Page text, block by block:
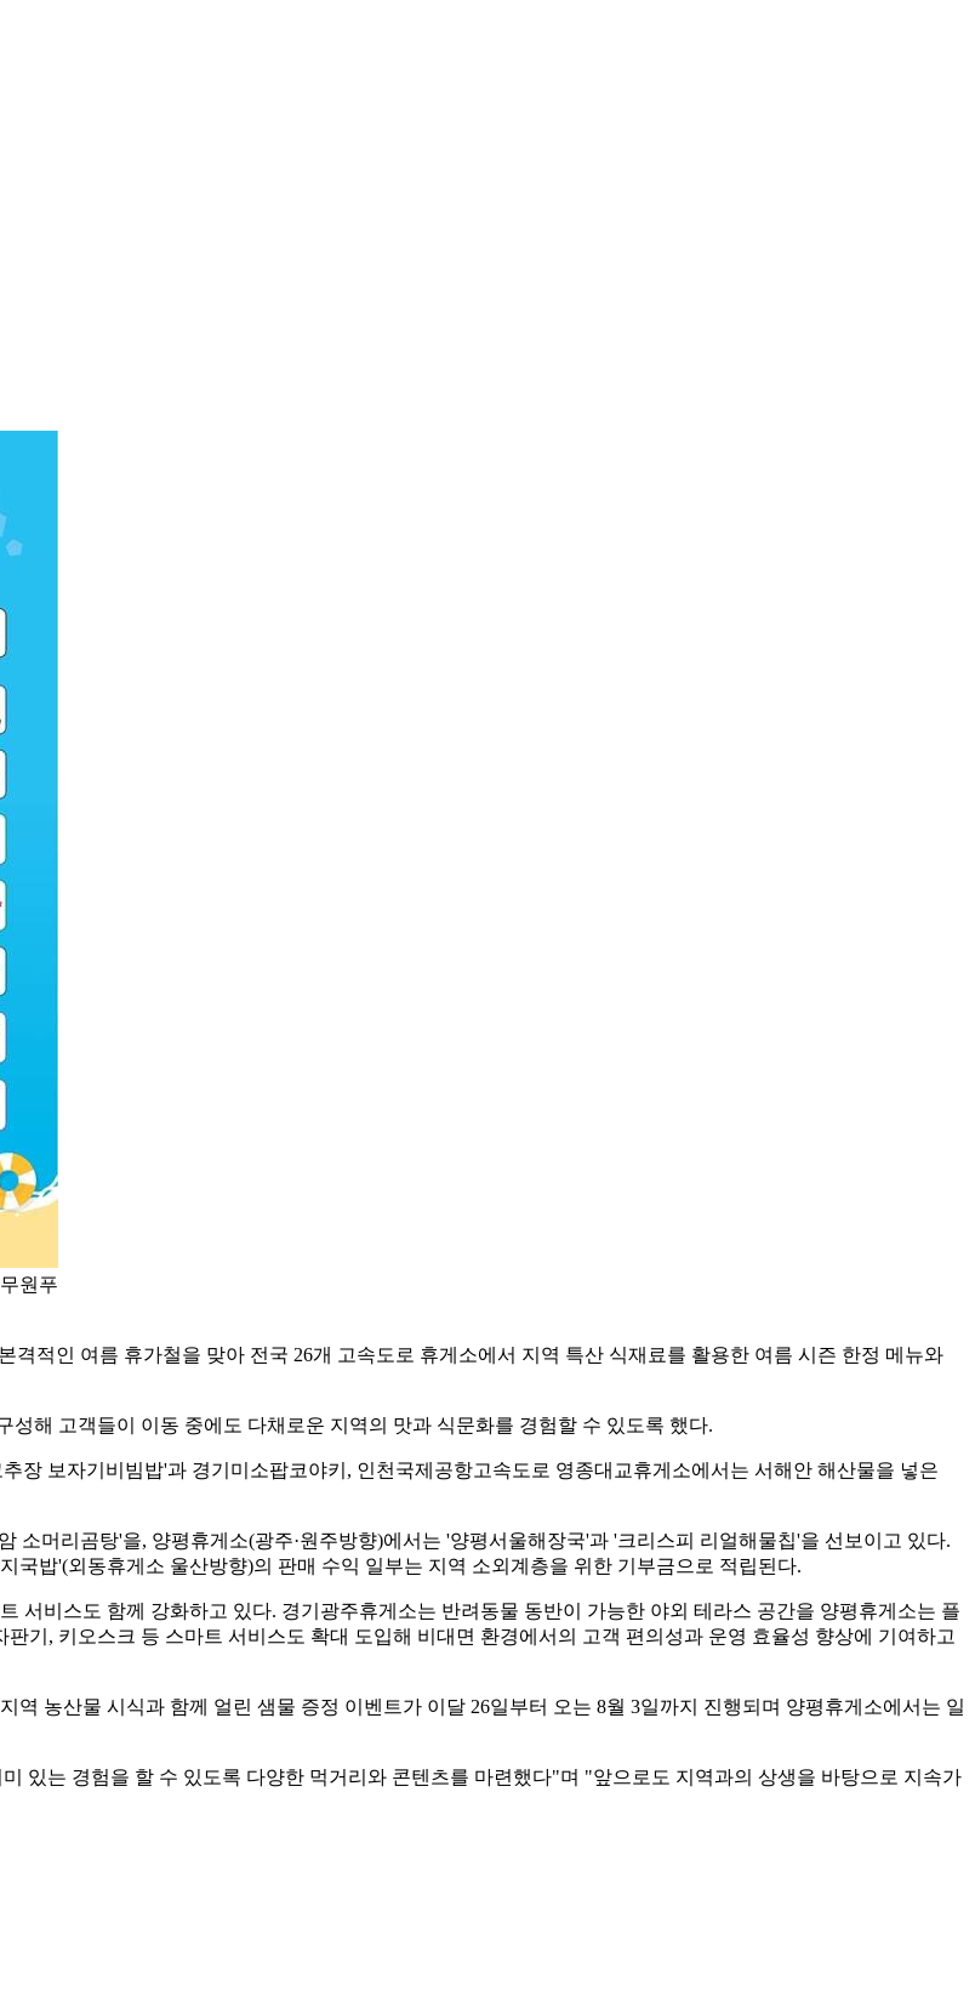
원푸
적인 여름 휴가철을 맞아 전국 26개 고속도로 휴게소에서 지역 특산 식재료를 활용한 여름 시즌 한정 메뉴와
해 고객들이 이동 중에도 다채로운 지역의 맛과 식문화를 경험할 수 있도록 했다.
장 보자기비빔밥'과 경기미소팝코야키, 인천국제공항고속도로 영종대교휴게소에서는 서해안 해산물을 넣은
소머리곰탕'을, 양평휴게소(광주·원주방향)에서는 '양평서울해장국'과 '크리스피 리얼해물칩'을 선보이고 있다.
국밥'(외동휴게소 울산방향)의 판매 수익 일부는 지역 소외계층을 위한 기부금으로 적립된다.
서비스도 함께 강화하고 있다. 경기광주휴게소는 반려동물 동반이 가능한 야외 테라스 공간을 양평휴게소는 플
기, 키오스크 등 스마트 서비스도 확대 도입해 비대면 환경에서의 고객 편의성과 운영 효율성 향상에 기여하고
농산물 시식과 함께 얼린 샘물 증정 이벤트가 이달 26일부터 오는 8월 3일까지 진행되며 양평휴게소에서는 일
있는 경험을 할 수 있도록 다양한 먹거리와 콘텐츠를 마련했다"며 "앞으로도 지역과의 상생을 바탕으로 지속가